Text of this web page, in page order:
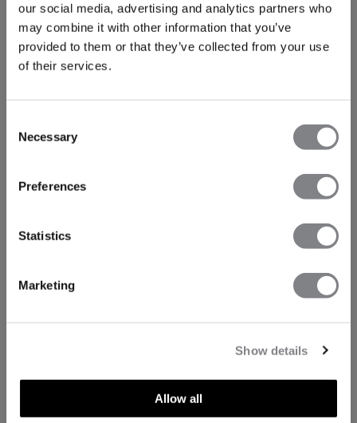
our social media, advertising and analytics partners who
may combine it with other information that you’ve
provided to them or that they’ve collected from your use
of their services.
Selection
Necessary
Preferences
Statistics
Marketing
Show details
Allow all